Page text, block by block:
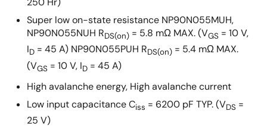
Super low on-state resistance NP90N055MUH,
NP90N055NUH RDS(on) = 5.8 mΩ MAX. (VGS = 10 V,
ID = 45 A) NP90N055PUH RDS(on) = 5.4 mΩ MAX.
(VGS = 10 V, ID = 45 A)
High avalanche energy, High avalanche current
Low input capacitance Ciss = 6200 pF TYP. (VDS =
25 V)